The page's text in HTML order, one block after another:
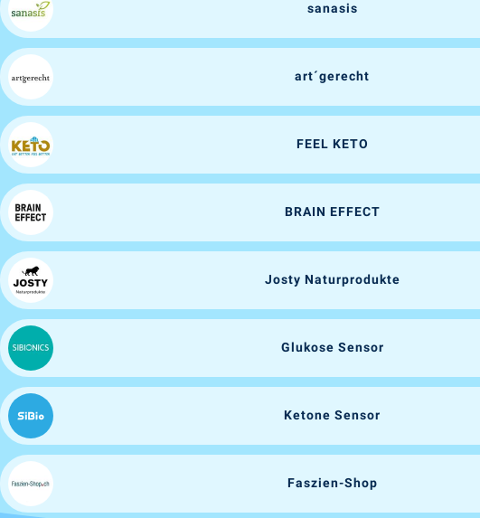
sanasis
art´gerecht
FEEL KETO
BRAIN EFFECT
Josty Naturprodukte
Glukose Sensor
Ketone Sensor
Faszien-Shop